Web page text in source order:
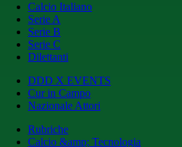
Calcio Italiano
Serie A
Serie B
Serie C
Dilettanti
DDD X EVENTS
Cur in Campo
Nazionale Attori
Rubriche
Calcio &amp; Tecnologia